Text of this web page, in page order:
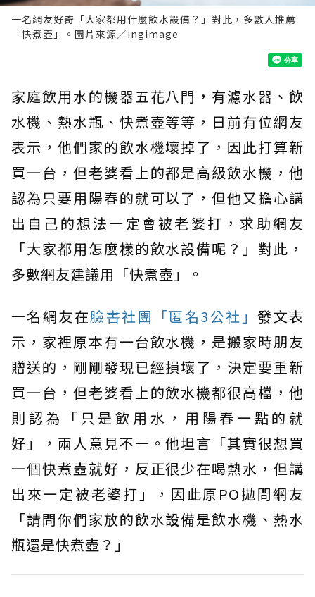
一名網友好奇「大家都用什麼飲水設備？」對此，多數人推薦
「快煮壺」。圖片來源／ingimage
家庭飲用水的機器五花八門，有濾水器、飲
水機、熱水瓶、快煮壺等等，日前有位網友
表示，他們家的飲水機壞掉了，因此打算新
買一台，但老婆看上的都是高級飲水機，他
認為只要用陽春的就可以了，但他又擔心講
出自己的想法一定會被老婆打，求助網友
「大家都用怎麼樣的飲水設備呢？」對此，
多數網友建議用「快煮壺」。
一名網友在臉書社團「匿名3公社」發文表
示，家裡原本有一台飲水機，是搬家時朋友
贈送的，剛剛發現已經損壞了，決定要重新
買一台，但老婆看上的飲水機都很高檔，他
則認為「只是飲用水，用陽春一點的就
好」，兩人意見不一。他坦言「其實很想買
一個快煮壺就好，反正很少在喝熱水，但講
出來一定被老婆打」，因此原PO拋問網友
「請問你們家放的飲水設備是飲水機、熱水
瓶還是快煮壺？」